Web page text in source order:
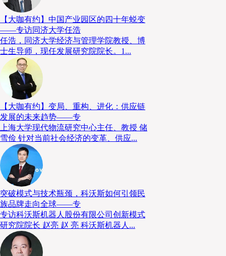
据估算，这将填补未来运输量缺口的约8%至22%。此
减少240万至640万吨二氧化碳排放，而物流业约占
10%。我们相信，环保且可持续的自动物流道路，将
供支持。
2025年5月，一个旨在推广自动物流道路的联盟成立
各业的人士，包括私人运输公司和公共机构，旨在分
定期就商业模式、营运技术验证以及基础建设的理想方
截至2025年12月，该联盟已有115家企业参与，并开
路的建设。联盟已收集到包括基础设施建设方和道路
多家企业的意见，例如：大林组表示：“物流稳定是日
望通过开发自动物流道路来构建未来的社会基础设施。
供应能力，将支撑日本供应链的效率化。我们对于建
流基础设施寄予厚望，期待其能够发挥贡献。”除了负
【大咖有约】中国产业园区的四十年蜕变
——专访同济大学任浩
任浩，同济大学经济与管理学院教授、博
士生导师，现任发展研究院院长。1...
【大咖有约】变局、重构、进化：供应链
发展的未来趋势——专
上海大学现代物流研究中心主任、教授 储
雪俭 针对当前社会经济的变革、供应...
突破模式与技术瓶颈，科沃斯如何引领民
族品牌走向全球——专
专访科沃斯机器人股份有限公司创新模式
研究院院长 赵亮 赵 亮 科沃斯机器人...